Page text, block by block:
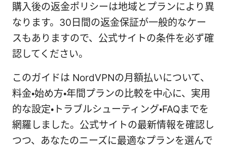
購入後の返金ポリシーは地域とプランにより異
なります。30日間の返金保証が一般的なケー
スもありますので、公式サイトの条件を必ず確
認してください。
このガイドは NordVPNの月額払いについて、
料金・始め方・年間プランの比較を中心に、実用
的な設定・トラブルシューティング・FAQまでを
網羅しました。公式サイトの最新情報を確認し
つつ、あなたのニーズに最適なプランを選んで